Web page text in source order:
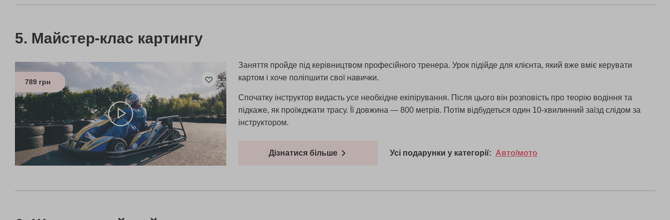
Майстер-клас картингу
789 грн
Заняття пройде під керівництвом професійного тренера. Урок підійде для клієнта, який вже вміє керувати
картом і хоче поліпшити свої навички.
Спочатку інструктор видасть усе необхідне екіпірування. Після цього він розповість про теорію водіння та
підкаже, як проїжджати трасу. Її довжина — 800 метрів. Потім відбудеться один 10-хвилинний заїзд слідом за
інструктором.
Дізнатися більше Усі подарунки у категорії: Авто/мото